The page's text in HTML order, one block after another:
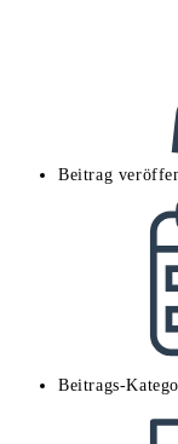
Beitrag
Beitrags-